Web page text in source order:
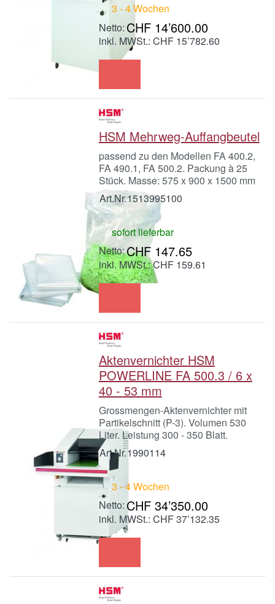
3 - 4 Wochen
CHF 14’600.00
inkl. MWSt.: CHF 15’782.60
HSM Mehrweg-Auffangbeutel
passend zu den Modellen FA 400.2,
FA 490.1, FA 500.2. Packung à 25
Stück. Masse: 575 x 900 x 1500 mm
Art.Nr.1513995100
sofort lieferbar
CHF 147.65
inkl. MWSt.: CHF 159.61
Aktenvernichter HSM
POWERLINE FA 500.3 / 6 x
40 - 53 mm
Grossmengen-Aktenvernichter mit
Partikelschnitt (P-3). Volumen 530
Liter. Leistung 300 - 350 Blatt.
Art.Nr.1990114
3 - 4 Wochen
CHF 34’350.00
inkl. MWSt.: CHF 37’132.35